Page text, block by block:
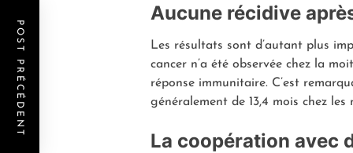
Aucune récidive
Les résultats sont d’autant plus
cancer n’a été observée chez la
réponse immunitaire. C’est
généralement de 13,4 mois chez les
La coopération avec
POST PRÉCÉDENT